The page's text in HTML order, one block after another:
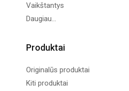
Vaikštantys
Daugiau...
Produktai
Originalūs produktai
Kiti produktai